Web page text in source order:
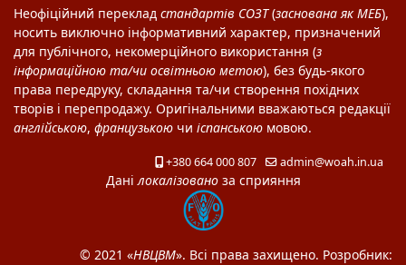
Неофіційний переклад стандартів СОЗТ(заснована якМЕБ),
носить виключно інформативний характер, призначений
для публічного, некомерційного використання (з
інформаційною та/чи освітньою метою), без будь-якого
права передруку, складання та/чи створення похідних
творів і перепродажу. Оригінальними вважаються редакції
англійською, французькою чи іспанською мовою.
+380 664 000 807 admin@woah.in.ua
Данілокалізованоза сприяння
© 2021 «НВЦВМ». Всі права захищено. Розробник: